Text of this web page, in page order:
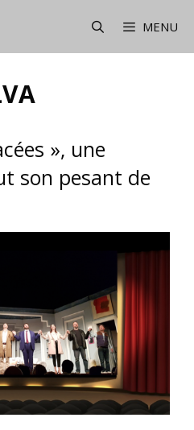
MENU
», une
son pesant de